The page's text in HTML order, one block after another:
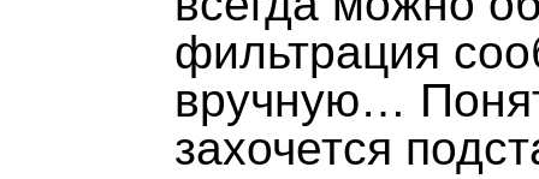
фильтрация
вручную…
захочется